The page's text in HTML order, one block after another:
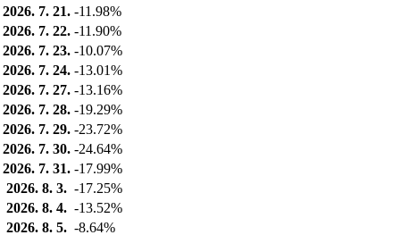
2026. 7. 21. -11.98%
2026. 7. 22. -11.90%
2026. 7. 23. -10.07%
2026. 7. 24. -13.01%
2026. 7. 27. -13.16%
2026. 7. 28. -19.29%
2026. 7. 29. -23.72%
2026. 7. 30. -24.64%
2026. 7. 31. -17.99%
2026. 8. 3. -17.25%
2026. 8. 4. -13.52%
2026. 8. 5. -8.64%